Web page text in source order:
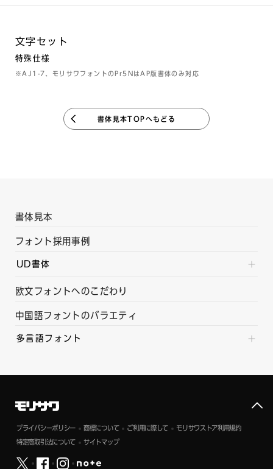
文字セット
特殊仕様
※AJ1-7、モリサワフォントのPr5NはAP版書体のみ対応
書体見本TOPへもどる
書体見本
フォント採用事例
UD書体
欧文フォントへのこだわり
中国語フォントのバラエティ
多言語フォント
プライバシーポリシー 商標について ご利用に際して モリサワストア利用規約
特定商取引法について サイトマップ